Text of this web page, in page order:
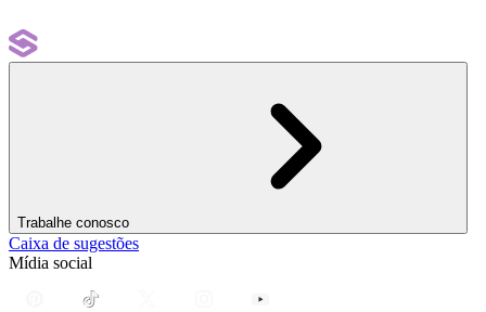
Trabalhe conosco
Caixa de sugestões
Mídia social